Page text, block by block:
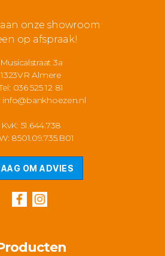
onze showroom
op afspraak!
Musicalstraat 3a
1323VR Almere
036 525 12 81
info@bankhoezen.nl
KvK: 51.644.738
8501.09.735.B01
OM ADVIES